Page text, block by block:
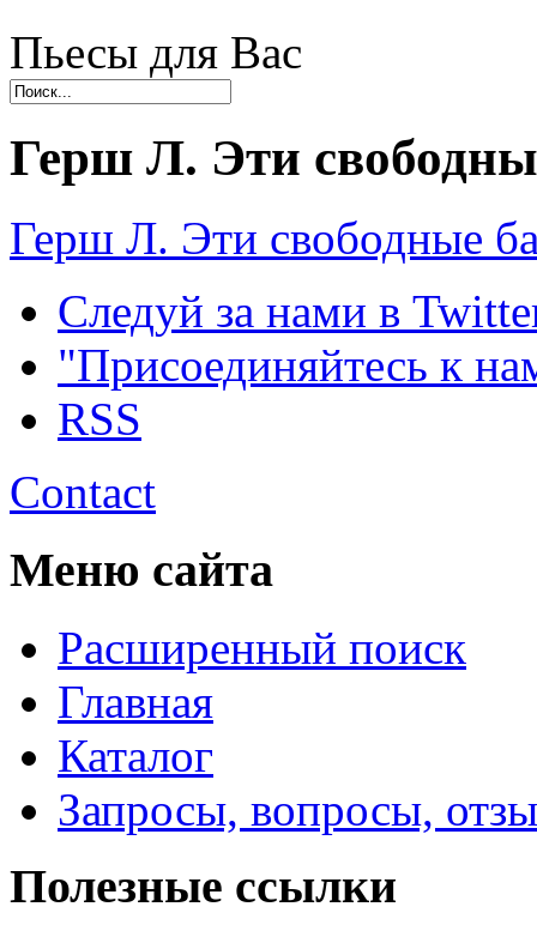
Пьесы для Вас
Герш Л. Эти
Герш Л. Эти свободные
Следуй за нами в
"Присоединяйтесь к
RSS
Contact
Меню сайта
Расширенный поиск
Главная
Каталог
Запросы, вопросы,
Полезные ссылки